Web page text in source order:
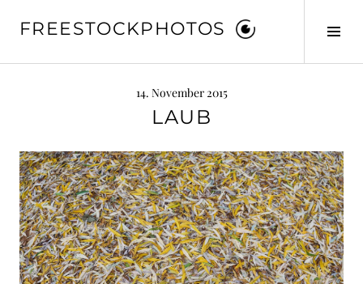
zumFREESTOCKPHOTOS
14. November 2015
LAUB